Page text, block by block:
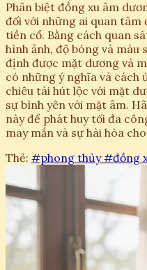
Phân biệt đồng xu âm
đối với những ai quan tâm
tiền cổ. Bằng cách quan
hình ảnh, độ bóng và màu
định được mặt dương và
có những ý nghĩa và
chiêu tài hút lộc với mặt
sự bình yên với mặt âm.
này để phát huy tối đa
may mắn và sự hài hòa
Thẻ: #phong thủy#đồng